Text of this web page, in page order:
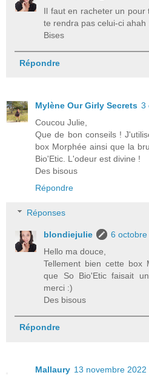
Il faut en racheter un pour
te rendra pas celui-ci ahah
Bises
Répondre
Mylène Our Girly Secrets 3
Coucou Julie,
Que de bon conseils !
box Morphée ainsi que la
Bio'Etic. L'odeur est divine !
Des bisous
Répondre
Réponses
blondiejulie
6
Hello ma douce,
Tellement bien cette box
que So Bio'Etic faisait
merci :)
Des bisous
Répondre
Mallaury 13 novembre 2022